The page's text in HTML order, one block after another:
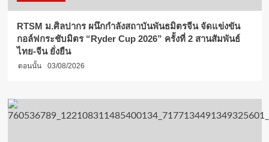
RTSM ม.ศิลปากร ผนึกกำลังสถาบันพันธมิตรจีน จัดแข่งขัน
กอล์ฟกระชับมิตร “Ryder Cup 2026” ครั้งที่ 2 สานสัมพันธ์
ไทย-จีน ยั่งยืน
ตอนนั้น 03/08/2026